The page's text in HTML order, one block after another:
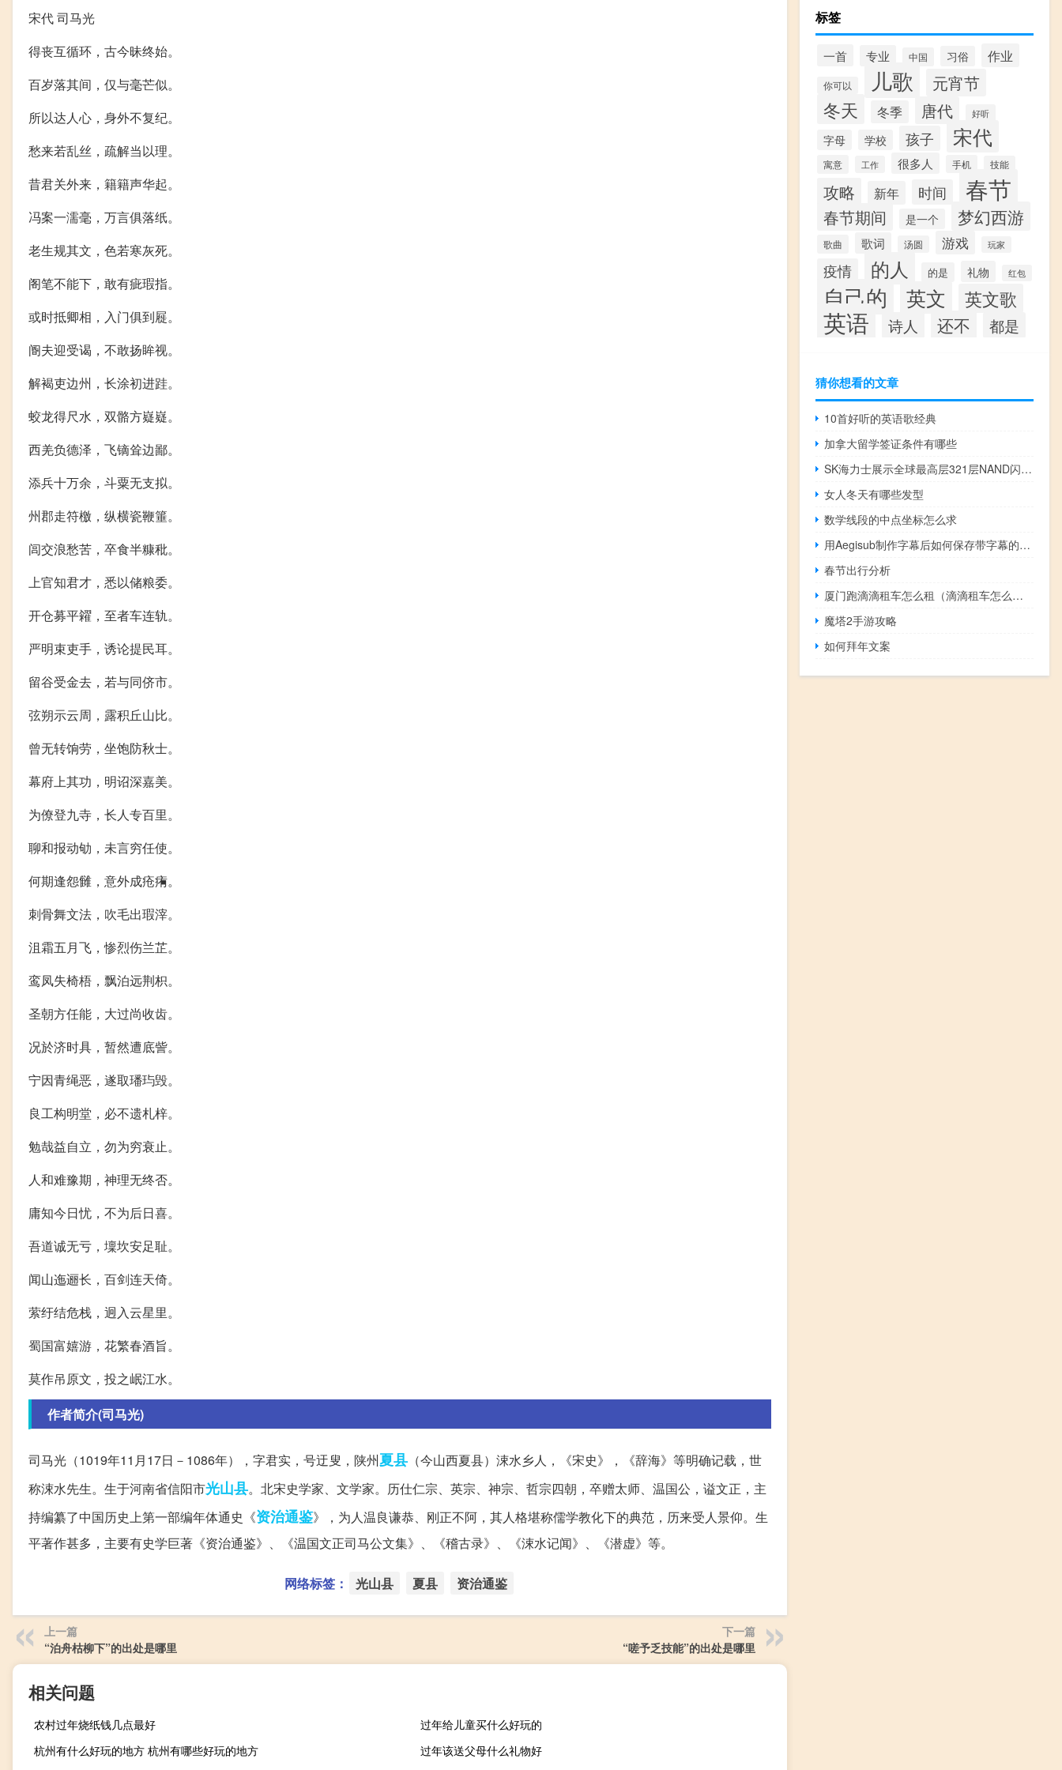
宋代 司马光
得丧互循环，古今昧终始。
百岁落其间，仅与毫芒似。
所以达人心，身外不复纪。
愁来若乱丝，疏解当以理。
昔君关外来，籍籍声华起。
冯案一濡毫，万言俱落纸。
老生规其文，色若寒灰死。
阁笔不能下，敢有疵瑕指。
或时抵卿相，入门俱到屣。
阍夫迎受谒，不敢扬眸视。
解褐吏边州，长涂初进跬。
蛟龙得尺水，双骼方嶷嶷。
西羌负德泽，飞镝耸边鄙。
添兵十万余，斗粟无支拟。
州郡走符檄，纵横瓷鞭箠。
闾交浪愁苦，卒食半糠秕。
上官知君才，悉以储粮委。
开仓募平糴，至者车连轨。
严明束吏手，诱论提民耳。
留谷受金去，若与同侪市。
弦朔示云周，露积丘山比。
曾无转饷劳，坐饱防秋士。
幕府上其功，明诏深嘉美。
为僚登九寺，长人专百里。
聊和报动劬，未言穷任使。
何期逢怨雠，意外成疮痏。
刺骨舞文法，吹毛出瑕滓。
沮霜五月飞，惨烈伤兰芷。
鸾凤失椅梧，飘泊远荆枳。
圣朝方任能，大过尚收齿。
况於济时具，暂然遭底訾。
宁因青绳恶，遂取璠玙毁。
良工构明堂，必不遗札梓。
勉哉益自立，勿为穷衰止。
人和难豫期，神理无终否。
庸知今日忧，不为后日喜。
吾道诚无亏，壈坎安足耻。
闻山迤逦长，百剑连天倚。
萦纡结危栈，迥入云星里。
蜀国富嬉游，花繁春酒旨。
莫作吊原文，投之岷江水。
作者简介(司马光)
司马光（1019年11月17日－1086年），字君实，号迂叟，陕州夏县 （今山西夏县）涑水乡人，《宋史》，《辞海》等明确记载，世
称涑水先生。生于河南省信阳市光山县。北宋史学家、文学家。历仕仁宗、英宗、神宗、哲宗四朝，卒赠太师、温国公，谥文正，主
持编纂了中国历史上第一部编年体通史《资治通鉴》，为人温良谦恭、刚正不阿，其人格堪称儒学教化下的典范，历来受人景仰。生
平著作甚多，主要有史学巨著《资治通鉴》、《温国文正司马公文集》、《稽古录》、《涑水记闻》、《潜虚》等。
网络标签： 光山县 夏县 资治通鉴
上一篇
“泊舟枯柳下”的出处是哪里
下一篇
“嗟予乏技能”的出处是哪里
相关问题
农村过年烧纸钱几点最好
过年给儿童买什么好玩的
杭州有什么好玩的地方 杭州有哪些好玩的地方
过年该送父母什么礼物好
标签
一首 专业 中国 习俗 作业
你可以 儿歌 元宵节
冬天 冬季 唐代 好听
字母 学校 孩子 宋代
寓意 工作 很多人 手机 技能
攻略 新年 时间 春节
春节期间 是一个 梦幻西游
歌曲 歌词 汤圆 游戏 玩家
疫情 的人 的是 礼物 红包
自己的 英文 英文歌
英语 诗人 还不 都是
猜你想看的文章
10首好听的英语歌经典
加拿大留学签证条件有哪些
SK海力士展示全球最高层321层NAND闪存样品
女人冬天有哪些发型
数学线段的中点坐标怎么求
用Aegisub制作字幕后如何保存带字幕的视频？
春节出行分析
厦门跑滴滴租车怎么租（滴滴租车怎么租）
魔塔2手游攻略
如何拜年文案